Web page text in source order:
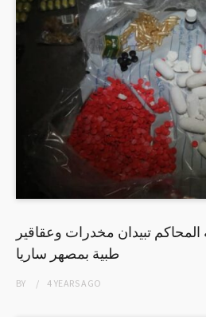
تبيدان مخدرات وعقاقير
طبية بمصهر ساريا
BY 4 YEARSAGO